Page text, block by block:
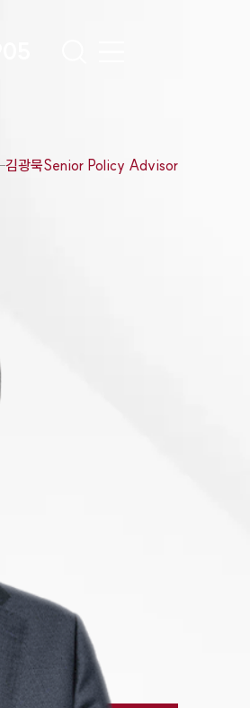
김광묵Senior Policy Advisor